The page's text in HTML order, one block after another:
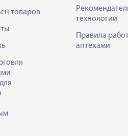
товаров
технологии
Правила
аптеками